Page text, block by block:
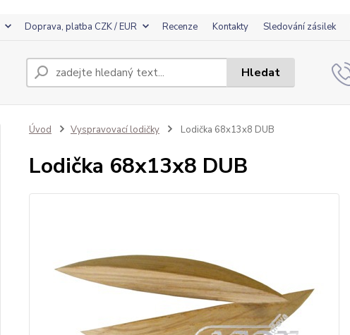
Doprava, platba CZK / EUR Recenze Kontakty Sledování zásilek
Hledat
Úvod Vyspravovací lodičky Lodička 68x13x8 DUB
Lodička 68x13x8 DUB